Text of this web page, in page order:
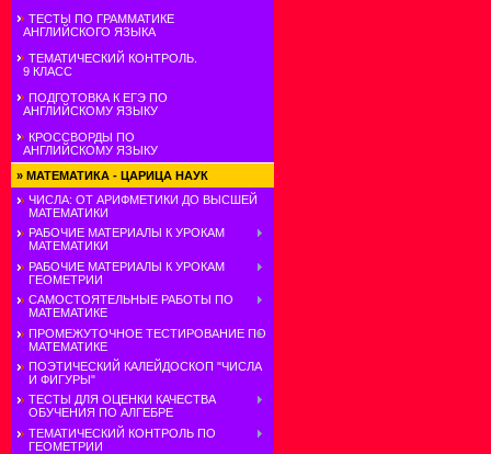
ТЕСТЫ ПО ГРАММАТИКЕ
АНГЛИЙСКОГО ЯЗЫКА
ТЕМАТИЧЕСКИЙ КОНТРОЛЬ.
9 КЛАСС
ПОДГОТОВКА К ЕГЭ ПО
АНГЛИЙСКОМУ ЯЗЫКУ
КРОССВОРДЫ ПО
АНГЛИЙСКОМУ ЯЗЫКУ
» МАТЕМАТИКА - ЦАРИЦА НАУК
ЧИСЛА: ОТ АРИФМЕТИКИ ДО ВЫСШЕЙ
МАТЕМАТИКИ
РАБОЧИЕ МАТЕРИАЛЫ К УРОКАМ
МАТЕМАТИКИ
РАБОЧИЕ МАТЕРИАЛЫ К УРОКАМ
ГЕОМЕТРИИ
САМОСТОЯТЕЛЬНЫЕ РАБОТЫ ПО
МАТЕМАТИКЕ
ПРОМЕЖУТОЧНОЕ ТЕСТИРОВАНИЕ ПО
МАТЕМАТИКЕ
ПОЭТИЧЕСКИЙ КАЛЕЙДОСКОП "ЧИСЛА
И ФИГУРЫ"
ТЕСТЫ ДЛЯ ОЦЕНКИ КАЧЕСТВА
ОБУЧЕНИЯ ПО АЛГЕБРЕ
ТЕМАТИЧЕСКИЙ КОНТРОЛЬ ПО
ГЕОМЕТРИИ